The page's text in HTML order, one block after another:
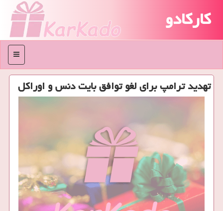
کارکادو
منو
تهدید ترامپ برای لغو توافق بایت دنس و اوراكل